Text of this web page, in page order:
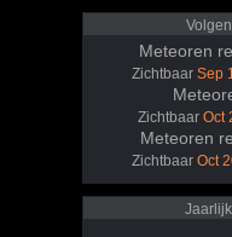
Meteoren
Zichtbaar Sep
Zichtbaar Oct
Meteoren
Zichtbaar Oct